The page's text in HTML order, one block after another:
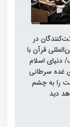
در
قرآن با
دنیای اسلام
غده سرطانی
را به چشم
دید